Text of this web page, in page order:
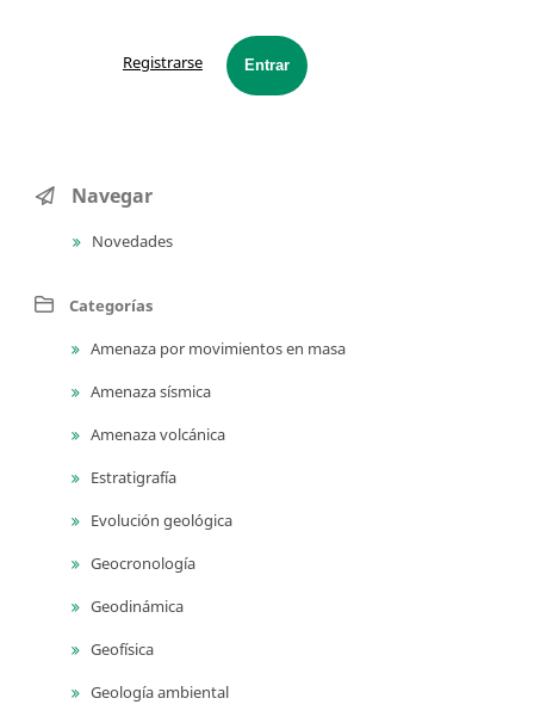
Entrar
Registrarse
Navegar
Novedades
Categorías
Amenaza por movimientos en masa
Amenaza sísmica
Amenaza volcánica
Estratigrafía
Evolución geológica
Geocronología
Geodinámica
Geofísica
Geología ambiental